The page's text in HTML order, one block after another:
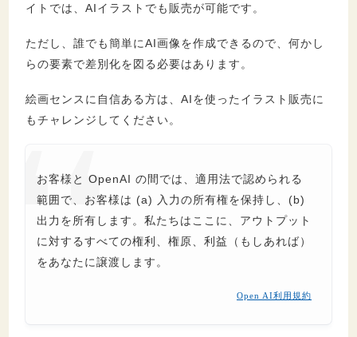
イトでは、AIイラストでも販売が可能です。
ただし、誰でも簡単にAI画像を作成できるので、何かし
らの要素で差別化を図る必要はあります。
絵画センスに自信ある方は、AIを使ったイラスト販売に
もチャレンジしてください。
お客様と OpenAI の間では、適用法で認められる
範囲で、お客様は (a) 入力の所有権を保持し、(b)
出力を所有します。私たちはここに、アウトプット
に対するすべての権利、権原、利益（もしあれば）
をあなたに譲渡します。
Open AI利用規約